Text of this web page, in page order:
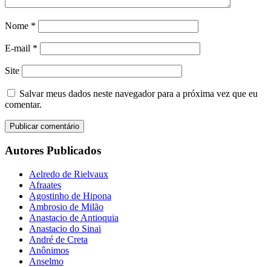
Nome *
E-mail *
Site
Salvar meus dados neste navegador para a próxima vez que eu
comentar.
Autores Publicados
Aelredo de Rielvaux
Afraates
Agostinho de Hipona
Ambrosio de Milão
Anastacio de Antioquia
Anastacio do Sinai
André de Creta
Anônimos
Anselmo